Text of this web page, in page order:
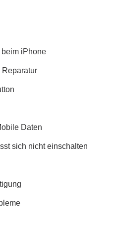
iPhone
Reparatur
Daten
sich nicht einschalten